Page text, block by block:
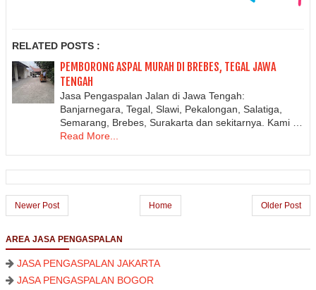
RELATED POSTS :
PEMBORONG ASPAL MURAH DI BREBES, TEGAL JAWA
TENGAH
Jasa Pengaspalan Jalan di Jawa Tengah:
Banjarnegara, Tegal, Slawi, Pekalongan, Salatiga,
Semarang, Brebes, Surakarta dan sekitarnya. Kami …
Read More...
Newer Post Older Post
Home
AREA JASA PENGASPALAN
JASA PENGASPALAN JAKARTA
JASA PENGASPALAN BOGOR